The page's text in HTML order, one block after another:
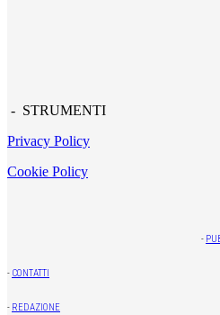
- STRUMENTI
Privacy Policy
Cookie Policy
-
- CONTATTI
- REDAZIONE